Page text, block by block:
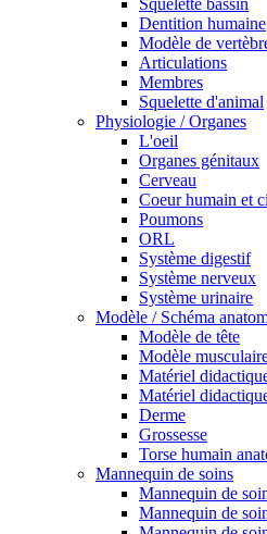
Squelette bassin
Dentition humaine
Modèle de
Articulations
Membres
Squelette d'animal
Physiologie / Organes
L'oeil
Organes génitaux
Cerveau
Coeur humain et
Poumons
ORL
Système digestif
Système nerveux
Système urinaire
Modèle / Schéma
Modèle de tête
Modèle
Matériel
Matériel
Derme
Grossesse
Torse humain
Mannequin de soins
Mannequin de
Mannequin de